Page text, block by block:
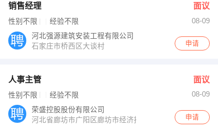
销售经理 面议
性别不限 经验不限
08-09
河北强源建筑安装工程有限公司
石家庄市桥西区大谈村
申请
人事主管 面议
性别不限 经验不限
08-09
荣盛控股股份有限公司
河北省廊坊市广阳区廊坊市经济技术开发区四海路春明道
申请